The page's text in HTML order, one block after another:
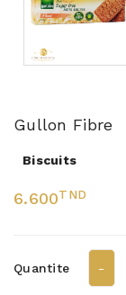
Gullon Fibre
Biscuits
6.600TND
Quantite